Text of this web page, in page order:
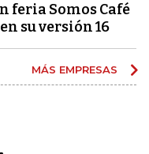
feria Somos Café
su versión 16
MÁS EMPRESAS